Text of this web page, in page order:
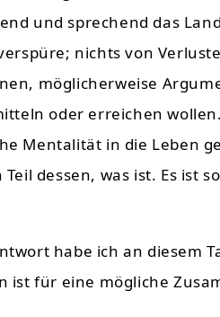
und sprechend das
nichts von
möglicherweise
oder erreichen
Mentalität in die Leben
dessen, was ist. Es ist
habe ich an diesem
ist für eine mögliche